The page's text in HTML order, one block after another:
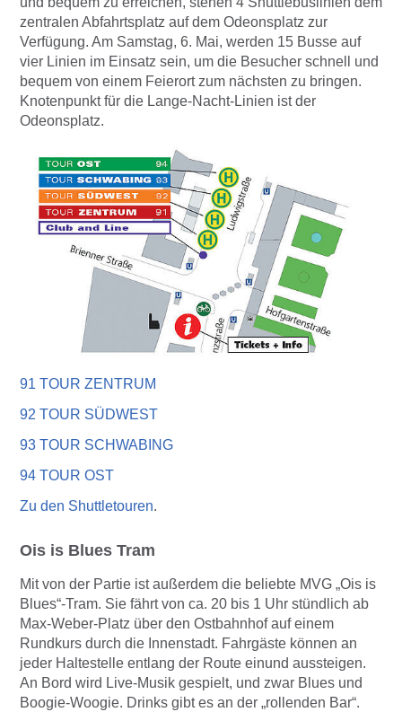
zentralen Abfahrtsplatz auf dem Odeonsplatz zur
Verfügung. Am Samstag, 6. Mai, werden 15 Busse auf
vier Linien im Einsatz sein, um die Besucher schnell und
bequem von einem Feierort zum nächsten zu bringen.
Knotenpunkt für die Lange-Nacht-Linien ist der
Odeonsplatz.
91 TOUR ZENTRUM
92 TOUR SÜDWEST
93 TOUR SCHWABING
94 TOUR OST
Zu den Shuttletouren.
Ois is Blues Tram
Mit von der Partie ist außerdem die beliebte MVG „Ois is
Blues“-Tram. Sie fährt von ca. 20 bis 1 Uhr stündlich ab
Max-Weber-Platz über den Ostbahnhof auf einem
Rundkurs durch die Innenstadt. Fahrgäste können an
jeder Haltestelle entlang der Route einund aussteigen.
An Bord wird Live-Musik gespielt, und zwar Blues und
Boogie-Woogie. Drinks gibt es an der „rollenden Bar“.